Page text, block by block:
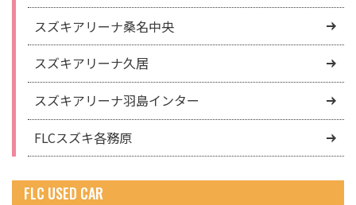
スズキアリーナ桑名中央
スズキアリーナ久居
スズキアリーナ羽島インター
FLCスズキ各務原
FLC USED CAR